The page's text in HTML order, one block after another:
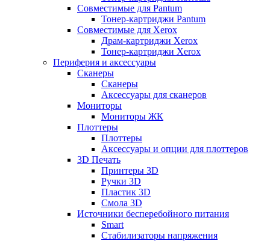
Совместимые для Pantum
Тонер-картриджи Pantum
Совместимые для Xerox
Драм-картриджи Xerox
Тонер-картриджи Xerox
Периферия и аксессуары
Сканеры
Сканеры
Аксессуары для сканеров
Мониторы
Мониторы ЖК
Плоттеры
Плоттеры
Аксессуары и опции для плоттеров
3D Печать
Принтеры 3D
Ручки 3D
Пластик 3D
Смола 3D
Источники бесперебойного питания
Smart
Стабилизаторы напряжения